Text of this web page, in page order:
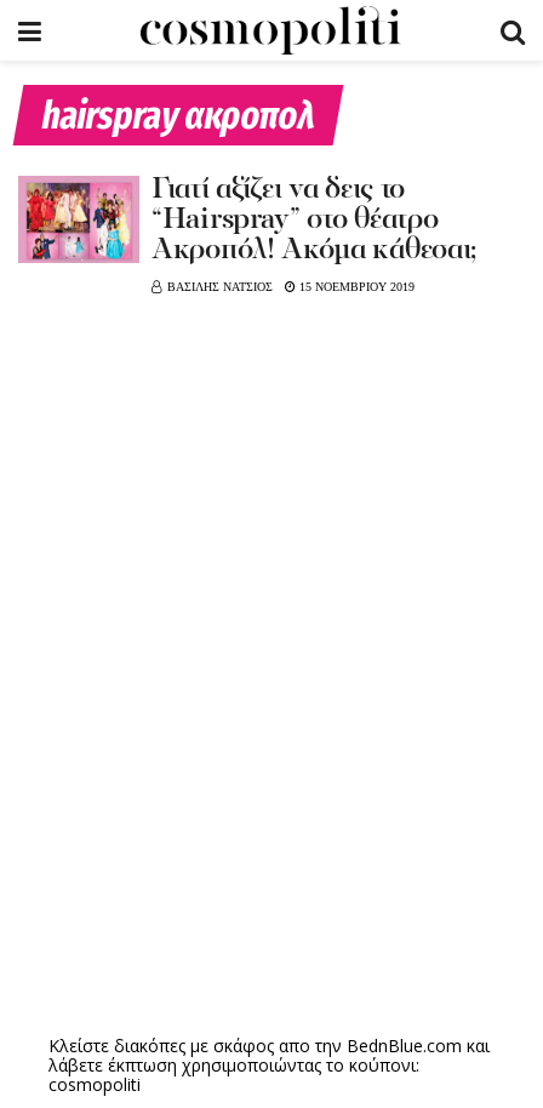
hairspray ακροπολ
Γιατί αξίζει να δεις το
“Hairspray” στο θέατρο
Ακροπόλ! Ακόμα κάθεσαι;
ΒΑΣΙΛΗΣ ΝΑΤΣΙΟΣ 15 ΝΟΕΜΒΡΙΟΥ 2019
Κλείστε διακόπες με σκάφος απο την BednBlue.com και
λάβετε έκπτωση χρησιμοποιώντας το κούπονι:
cosmopoliti